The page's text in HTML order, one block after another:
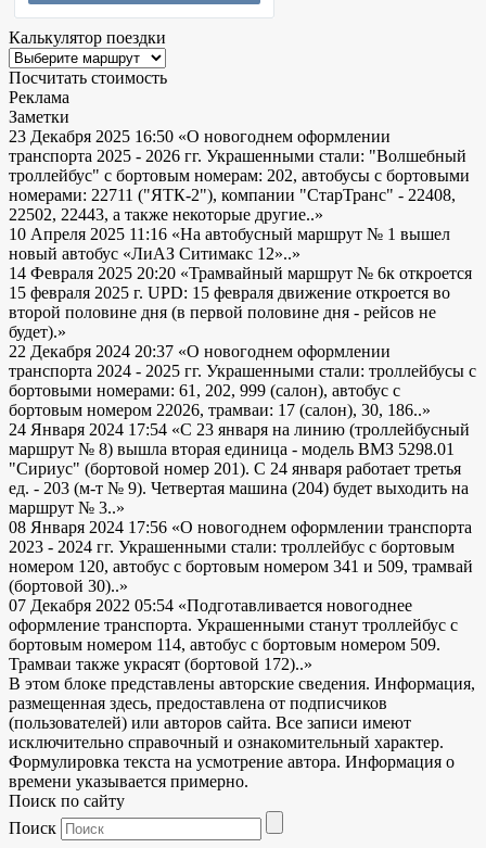
Калькулятор поездки
Посчитать стоимость
Реклама
Заметки
23 Декабря 2025 16:50 «О новогоднем оформлении
транспорта 2025 - 2026 гг. Украшенными стали: "Волшебный
троллейбус" с бортовым номерам: 202, автобусы с бортовыми
номерами: 22711 ("ЯТК-2"), компании "СтарТранс" - 22408,
22502, 22443, а также некоторые другие..»
10 Апреля 2025 11:16 «На автобусный маршрут № 1 вышел
новый автобус «ЛиАЗ Ситимакс 12»..»
14 Февраля 2025 20:20 «Трамвайный маршрут № 6к откроется
15 февраля 2025 г. UPD: 15 февраля движение откроется во
второй половине дня (в первой половине дня - рейсов не
будет).»
22 Декабря 2024 20:37 «О новогоднем оформлении
транспорта 2024 - 2025 гг. Украшенными стали: троллейбусы с
бортовыми номерами: 61, 202, 999 (салон), автобус с
бортовым номером 22026, трамваи: 17 (салон), 30, 186..»
24 Января 2024 17:54 «С 23 января на линию (троллейбусный
маршрут № 8) вышла вторая единица - модель ВМЗ 5298.01
"Сириус" (бортовой номер 201). С 24 января работает третья
ед. - 203 (м-т № 9). Четвертая машина (204) будет выходить на
маршрут № 3..»
08 Января 2024 17:56 «О новогоднем оформлении транспорта
2023 - 2024 гг. Украшенными стали: троллейбус с бортовым
номером 120, автобус с бортовым номером 341 и 509, трамвай
(бортовой 30)..»
07 Декабря 2022 05:54 «Подготавливается новогоднее
оформление транспорта. Украшенными станут троллейбус с
бортовым номером 114, автобус с бортовым номером 509.
Трамваи также украсят (бортовой 172)..»
В этом блоке представлены авторские сведения. Информация,
размещенная здесь, предоставлена от подписчиков
(пользователей) или авторов сайта. Все записи имеют
исключительно справочный и ознакомительный характер.
Формулировка текста на усмотрение автора. Информация о
времени указывается примерно.
Поиск по сайту
Поиск